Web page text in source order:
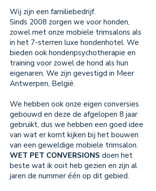
Wij zijn een familiebedrijf.
Sinds 2008 zorgen we voor honden,
zowel met onze mobiele trimsalons als
in het 7-sterren luxe hondenhotel. We
bieden ook hondenpsychotherapie en
training voor zowel de hond als hun
eigenaren. We zijn gevestigd in Meer
Antwerpen, België.
We hebben ook onze eigen conversies
gebouwd en deze de afgelopen 8 jaar
gebruikt, dus we hebben een goed idee
van wat er komt kijken bij het bouwen
van een geweldige mobiele trimsalon.
WET PET CONVERSIONS doen het
beste wat ik ooit heb gezien en zijn al
jaren de nummer één op dit gebied.